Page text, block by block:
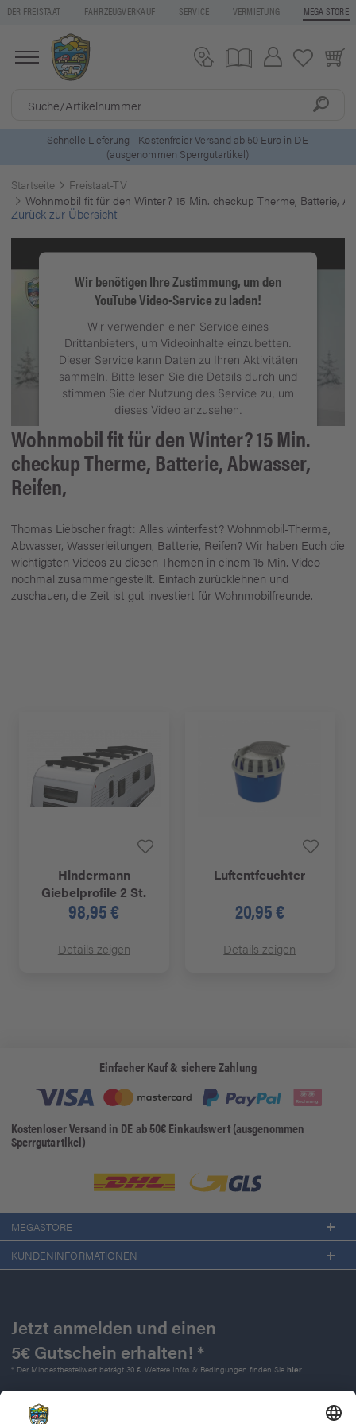
DER FREISTAAT FAHRZEUGVERKAUF SERVICE VERMIETUNG MEGA STORE
Schnelle Lieferung - Kostenfreier Versand ab 50 Euro in DE
(ausgenommen Sperrgutartikel)
Startseite
Freistaat-TV
Wohnmobil fit für den Winter? 15 Min. checkup Therme, Batterie,
Zurück zur Übersicht
Wir benötigen Ihre Zustimmung, um den
YouTube Video-Service zu laden!
Wir verwenden einen Service eines
Drittanbieters, um Videoinhalte einzubetten.
Dieser Service kann Daten zu Ihren Aktivitäten
sammeln. Bitte lesen Sie die Details durch und
stimmen Sie der Nutzung des Service zu, um
dieses Video anzusehen.
Mehr Informationen
Management Platform
Wohnmobil fit für den Winter? 15 Min.
checkup Therme, Batterie, Abwasser,
Reifen,
Thomas Liebscher fragt: Alles winterfest? Wohnmobil-Therme,
Abwasser, Wasserleitungen, Batterie, Reifen? Wir haben Euch die
wichtigsten Videos zu diesen Themen in einem 15 Min. Video
nochmal zusammengestellt. Einfach zurücklehnen und
zuschauen, die Zeit ist gut investiert für Wohnmobilfreunde.
Hindermann
Giebelprofile 2 St.
98,95 €
Details zeigen
Luftentfeuchter
20,95 €
Details zeigen
Einfacher Kauf & sichere Zahlung
Kostenloser Versand in DE ab 50€ Einkaufswert (ausgenommen
Sperrgutartikel)
MEGASTORE
KUNDENINFORMATIONEN
Jetzt anmelden und einen
5€ Gutschein erhalten! *
* Der Mindestbestellwert beträgt 30 €. Weitere Infos & Bedingungen finden Sie hier.